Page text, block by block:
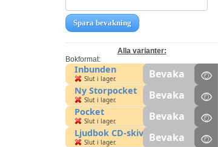
Spara bevakning
Alla varianter:
Bokformat:
Inbunden
Slut i lager. Bevaka
Ny Storpocket
Slut i lager. Bevaka
Pocket
Slut i lager. Bevaka
Ljudbok CD-skiva
Slut i lager. Bevaka